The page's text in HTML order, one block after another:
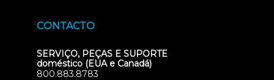
CONTACTO
SERVIÇO, PEÇAS E SUPORTE
doméstico (EUA e Canadá)
800.883.8783